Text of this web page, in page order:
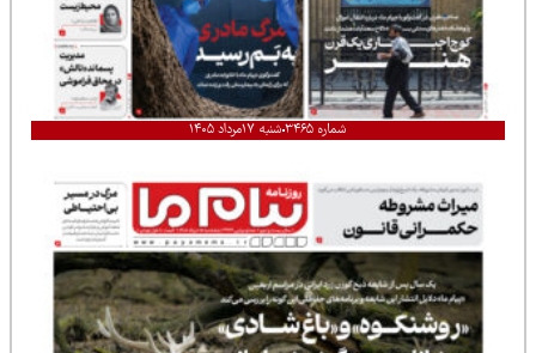
شماره ۳۴۶۵ شنبه ۱۷مرداد ۱۴۰۵